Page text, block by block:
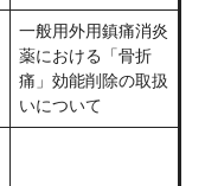
一般用外用鎮痛消炎
薬における「骨折
痛」効能削除の取扱
いについて